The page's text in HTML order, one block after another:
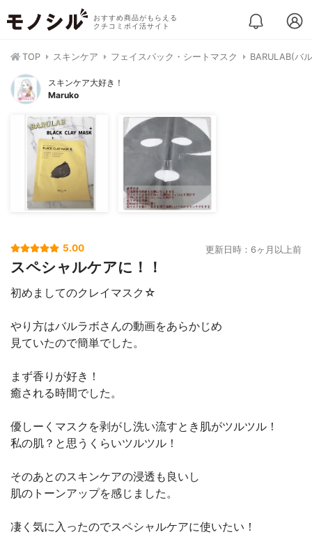
おすすめ商品がもらえる
クチコミポイ活サイト
TOP スキンケア フェイスパック・シートマスク BARULAB(バ
スキンケア大好き！
Maruko
5.00 更新日時：6ヶ月以上前
スペシャルケアに！！
初めましてのクレイマスク☆
やり方はバルラボさんの動画をあらかじめ
見ていたので簡単でした。
まず香りが好き！
癒される時間でした。
優しーくマスクを剥がし洗い流すとき肌がツルツル！
私の肌？と思うくらいツルツル！
そのあとのスキンケアの浸透も良いし
肌のトーンアップを感じました。
凄く気に入ったのでスペシャルケアに使いたい！